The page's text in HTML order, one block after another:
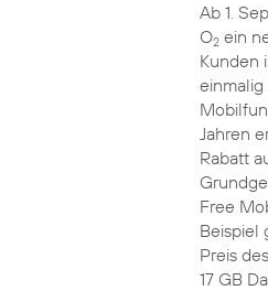
Ab 1.
O2ein
Kunden
Jahren
Rabatt
Free
Beispiel
Preis
17 GB